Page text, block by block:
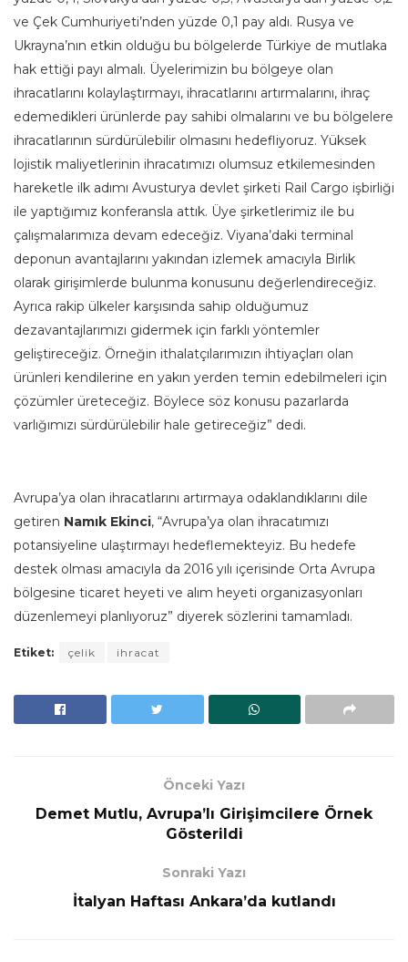
ve Çek Cumhuriyeti’nden yüzde 0,1 pay aldı. Rusya ve
Ukrayna’nın etkin olduğu bu bölgelerde Türkiye de mutlaka
hak ettiği payı almalı. Üyelerimizin bu bölgeye olan
ihracatlarını kolaylaştırmayı, ihracatlarını artırmalarını, ihraç
edemedikleri ürünlerde pay sahibi olmalarını ve bu bölgelere
ihracatlarının sürdürülebilir olmasını hedefliyoruz. Yüksek
lojistik maliyetlerinin ihracatımızı olumsuz etkilemesinden
hareketle ilk adımı Avusturya devlet şirketi Rail Cargo işbirliği
ile yaptığımız konferansla attık. Üye şirketlerimiz ile bu
çalışmalarımıza devam edeceğiz. Viyana’daki terminal
deponun avantajlarını yakından izlemek amacıyla Birlik
olarak girişimlerde bulunma konusunu değerlendireceğiz.
Ayrıca rakip ülkeler karşısında sahip olduğumuz
dezavantajlarımızı gidermek için farklı yöntemler
geliştireceğiz. Örneğin ithalatçılarımızın ihtiyaçları olan
ürünleri kendilerine en yakın yerden temin edebilmeleri için
çözümler üreteceğiz. Böylece söz konusu pazarlarda
varlığımızı sürdürülebilir hale getireceğiz” dedi.
Avrupa’ya olan ihracatlarını artırmaya odaklandıklarını dile
getiren Namık Ekinci, “Avrupa’ya olan ihracatımızı
potansiyeline ulaştırmayı hedeflemekteyiz. Bu hedefe
destek olması amacıyla da 2016 yılı içerisinde Orta Avrupa
bölgesine ticaret heyeti ve alım heyeti organizasyonları
düzenlemeyi planlıyoruz” diyerek sözlerini tamamladı.
Etiket: çelik ihracat
Önceki Yazı
Demet Mutlu, Avrupa’lı Girişimcilere Örnek
Gösterildi
Sonraki Yazı
İtalyan Haftası Ankara’da kutlandı